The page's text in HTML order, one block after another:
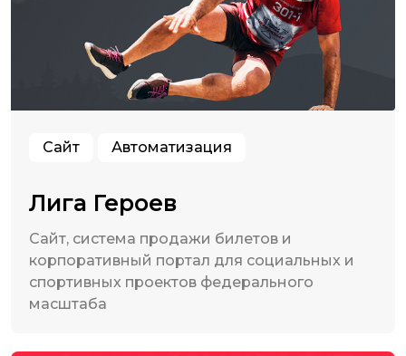
Сайт Автоматизация
Лига Героев
Сайт, система продажи билетов и
корпоративный портал для социальных и
спортивных проектов федерального
масштаба